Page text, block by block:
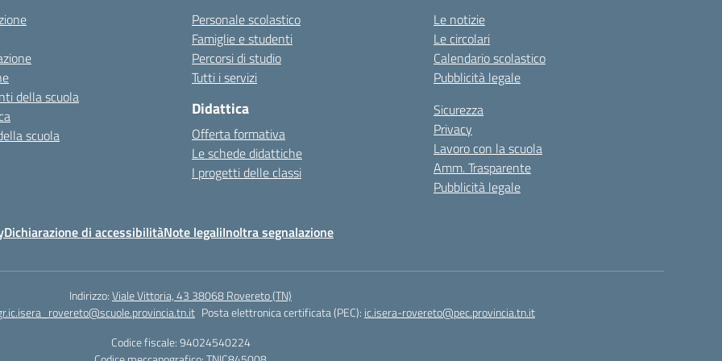
della scuola
scuola
Personale scolastico
Famiglie e studenti
Percorsi di studio
Tutti i servizi
Didattica
Offerta formativa
Le schede didattiche
I progetti delle classi
Le notizie
Le circolari
Calendario scolastico
Pubblicità legale
Sicurezza
Privacy
Lavoro con la scuola
Amm. Trasparente
Pubblicità legale
Dichiarazione di accessibilitàNote legaliInoltra segnalazione
Indirizzo:Viale Vittoria, 43 38068 Rovereto (TN)
Posta elettronica certificata (PEC): ic.isera-rovereto@pec.provincia.tn.it
Codice fiscale: 94024540224